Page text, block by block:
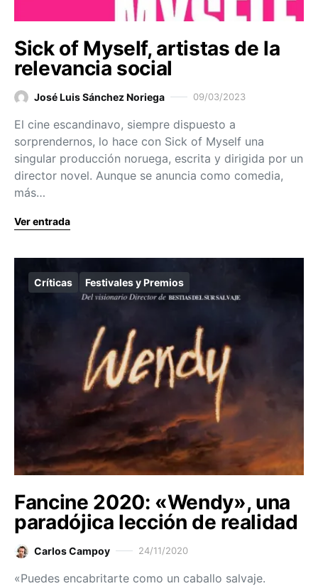
Sick of Myself, artistas de la
relevancia social
José Luis Sánchez Noriega 09/03/2023
El cine escandinavo, siempre dispuesto a
sorprendernos, lo hace con Sick of Myself una
singular producción noruega, escrita y dirigida por un
director novel. Aunque se anuncia como comedia,
más…
Ver entrada
Críticas Festivales y Premios
Fancine 2020: «Wendy», una
paradójica lección de realidad
Carlos Campoy 24/11/2020
«Puedes encabritarte como un caballo salvaje.